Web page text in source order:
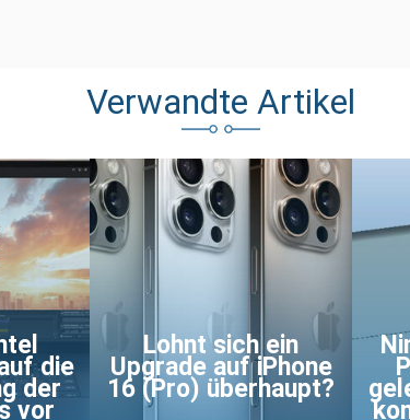
Verwandte Artikel
die
der
vor
Lohnt sich ein
Upgrade auf iPhone
16 (Pro) überhaupt?